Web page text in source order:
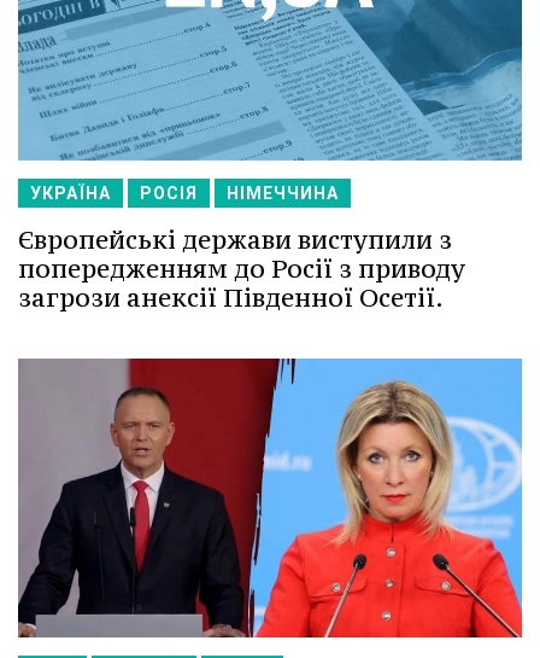
УКРАЇНА РОСІЯ НІМЕЧЧИНА
Європейські держави виступили з
попередженням до Росії з приводу
загрози анексії Південної Осетії.